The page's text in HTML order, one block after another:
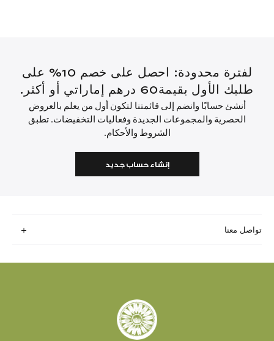
لفترة محدودة: احصل على خصم 10% على
طلبك الأول بقيمة60 درهم إماراتي أو أكثر.
أنشئ حسابًا وانضم إلى قائمتنا لتكون أول من يعلم بالعروض
الحصرية والمجموعات الجديدة وفعاليات التخفيضات. تطبق
الشروط والأحكام.
إنشاء حساب جديد
تواصل معنا